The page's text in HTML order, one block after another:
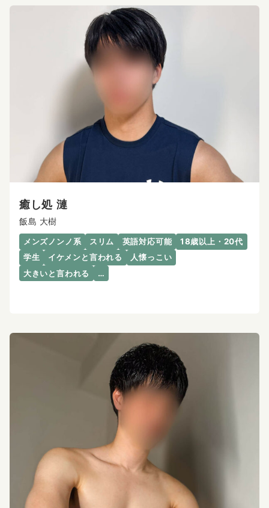
癒し処 漣
飯島 大樹
メンズノンノ系 スリム 英語対応可能
18歳以上・20代
学生
イケメンと言われる
人懐っこい
大きいと言われる
…